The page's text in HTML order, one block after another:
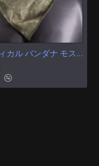
タクティカル バンダナ モス カモフラージュ 多目的ヘッドバンド カモフラージュ エアガン フェイスマスク